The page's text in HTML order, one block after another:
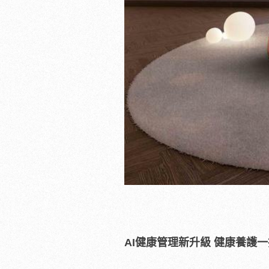
AI健康管理新升級 健康養護